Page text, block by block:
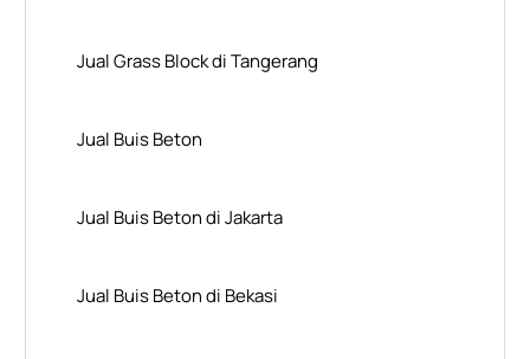
Jual Grass Block di Tangerang
Jual Buis Beton
Jual Buis Beton di Jakarta
Jual Buis Beton di Bekasi